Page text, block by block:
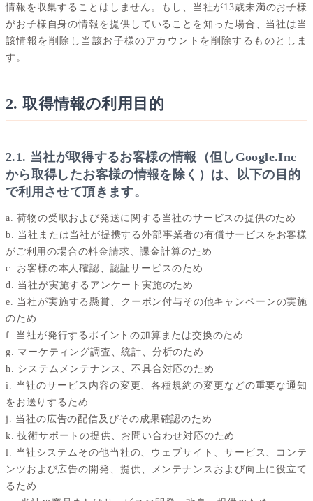
情報を収集することはしません。もし、当社が13歳未満のお子様
がお子様自身の情報を提供していることを知った場合、当社は当
該情報を削除し当該お子様のアカウントを削除するものとしま
す。
2. 取得情報の利用目的
2.1. 当社が取得するお客様の情報（但しGoogle.Inc
から取得したお客様の情報を除く）は、以下の目的
で利用させて頂きます。
a. 荷物の受取および発送に関する当社のサービスの提供のため
b. 当社または当社が提携する外部事業者の有償サービスをお客様
がご利用の場合の料金請求、課金計算のため
c. お客様の本人確認、認証サービスのため
d. 当社が実施するアンケート実施のため
e. 当社が実施する懸賞、クーポン付与その他キャンペーンの実施
のため
f. 当社が発行するポイントの加算または交換のため
g. マーケティング調査、統計、分析のため
h. システムメンテナンス、不具合対応のため
i. 当社のサービス内容の変更、各種規約の変更などの重要な通知
をお送りするため
j. 当社の広告の配信及びその成果確認のため
k. 技術サポートの提供、お問い合わせ対応のため
l. 当社システムその他当社の、ウェブサイト、サービス、コンテ
ンツおよび広告の開発、提供、メンテナンスおよび向上に役立て
るため